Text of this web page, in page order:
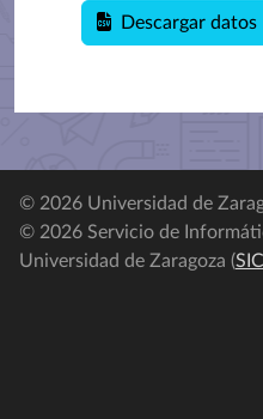
Descargar datos
© 2026 Universidad de
© 2026 Servicio de
Universidad de Zaragoza (